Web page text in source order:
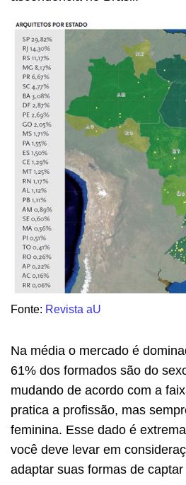
Fonte: Revista aU
Na média o mercado é
61% dos formados são do
mudando de acordo com a
pratica a profissão, mas
feminina. Esse dado é
você deve levar em
adaptar suas formas de captar